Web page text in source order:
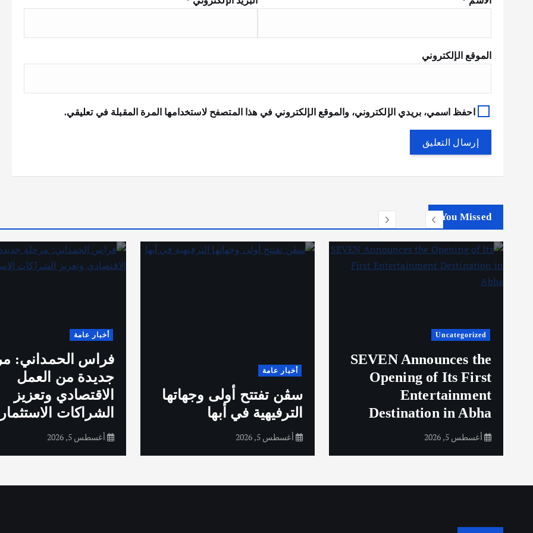
الموقع الإلكتروني
احفظ اسمي، بريدي الإلكتروني، والموقع الإلكتروني في هذا المتصفح لاستخدامها المرة المقبلة في تعليقي.
You Missed
Uncategorized
SEVEN Announces the
Opening of Its First
Entertainment
Destination in Abha
أغسطس 5, 2026
أخبار عامة
سڤن تفتتح أولى وجهاتها
الترفيهية في أبها
أغسطس 5, 2026
أخبار عامة
فراس الحمداني:
جديدة من العمل
الاقتصادي وتعزيز
الشراكات
أغسطس 5, 2026